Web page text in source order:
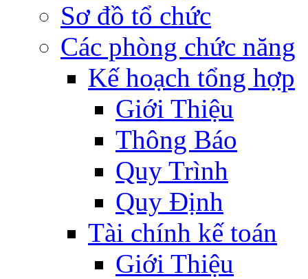
Sơ đồ tổ chức
Các phòng chức năng
Kế hoạch tổng hợp
Giới Thiệu
Thông Báo
Quy Trình
Quy Định
Tài chính kế toán
Giới Thiệu